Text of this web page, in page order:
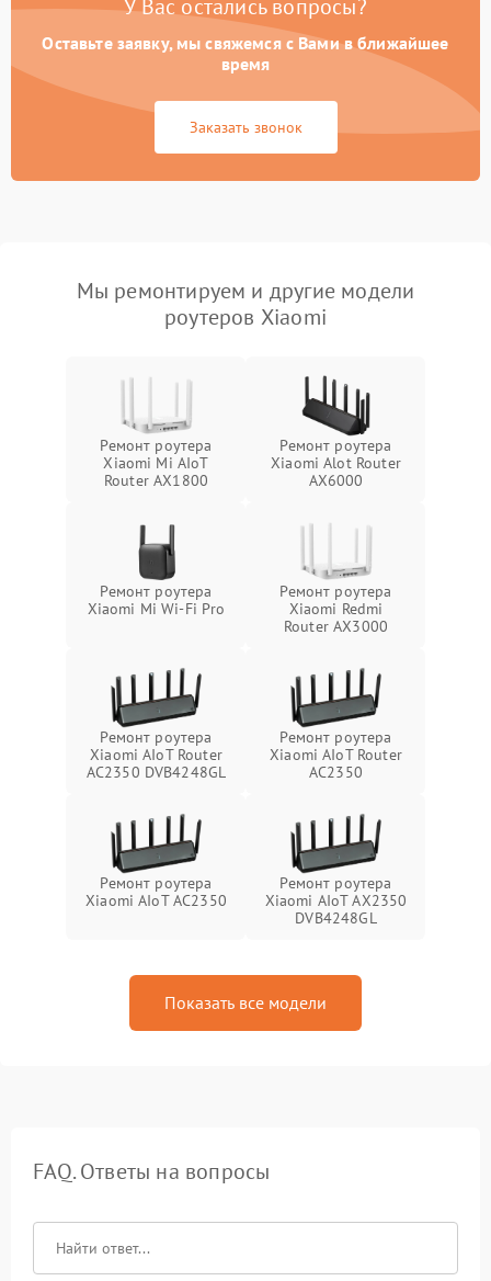
У Вас остались вопросы?
Оставьте заявку, мы свяжемся с Вами в ближайшее
время
Заказать звонок
Мы ремонтируем и другие модели
роутеров Xiaomi
Ремонт роутера
Xiaomi Mi AIoT
Router AX1800
Ремонт роутера
Xiaomi Alot Router
AX6000
Ремонт роутера
Xiaomi Mi Wi‑Fi Pro
Ремонт роутера
Xiaomi Redmi
Router AX3000
Ремонт роутера
Xiaomi AIoT Router
AC2350 DVB4248GL
Ремонт роутера
Xiaomi AIoT Router
AC2350
Ремонт роутера
Xiaomi AIoT AC2350
Ремонт роутера
Xiaomi AIoT AX2350
DVB4248GL
Показать все модели
FAQ. Ответы на вопросы